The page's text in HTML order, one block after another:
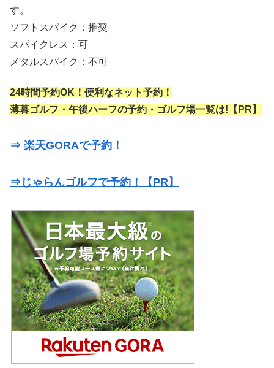
す。
ソフトスパイク：推奨
スパイクレス：可
メタルスパイク：不可
24時間予約OK！便利なネット予約！
薄暮ゴルフ・午後ハーフの予約・ゴルフ場一覧は!【PR】
⇒ 楽天GORAで予約！
⇒じゃらんゴルフで予約！【PR】